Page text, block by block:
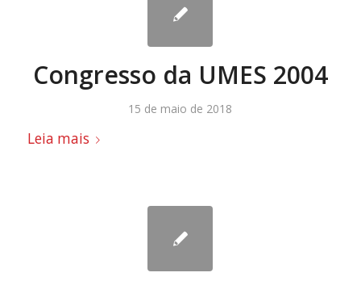
Congresso da UMES 2004
15 de maio de 2018
Leia mais